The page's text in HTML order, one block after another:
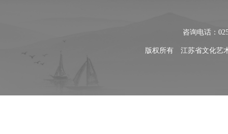
咨询电话：
版权所有 江苏省文化艺